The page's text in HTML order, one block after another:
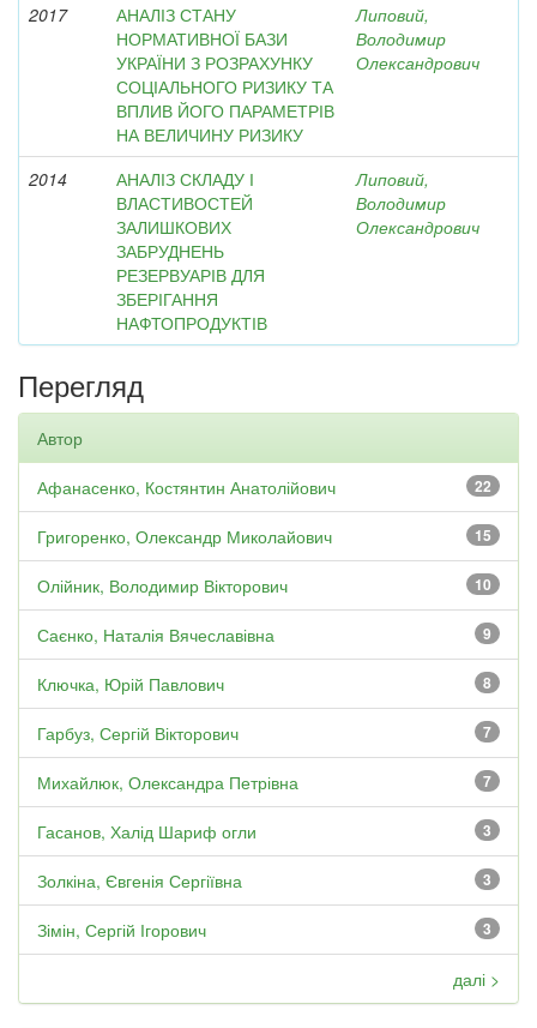
2017
АНАЛІЗ СТАНУ
НОРМАТИВНОЇ БАЗИ
УКРАЇНИ З РОЗРАХУНКУ
СОЦІАЛЬНОГО РИЗИКУ ТА
ВПЛИВ ЙОГО ПАРАМЕТРІВ
НА ВЕЛИЧИНУ РИЗИКУ
Липовий,
Володимир
Олександрович
2014
АНАЛІЗ СКЛАДУ І
ВЛАСТИВОСТЕЙ
ЗАЛИШКОВИХ
ЗАБРУДНЕНЬ
РЕЗЕРВУАРІВ ДЛЯ
ЗБЕРІГАННЯ
НАФТОПРОДУКТІВ
Липовий,
Володимир
Олександрович
Перегляд
Автор
22
Афанасенко, Костянтин Анатолійович
15
Григоренко, Олександр Миколайович
10
Олійник, Володимир Вікторович
9
Саєнко, Наталія Вячеславівна
8
Ключка, Юрій Павлович
7
Гарбуз, Сергій Вікторович
7
Михайлюк, Олександра Петрівна
3
Гасанов, Халід Шариф огли
3
Золкіна, Євгенія Сергіївна
3
Зімін, Сергій Ігорович
далі >